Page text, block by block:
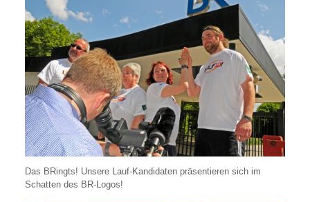
Das BRingts! Unsere Lauf-Kandidaten präsentieren sich im
Schatten des BR-Logos!